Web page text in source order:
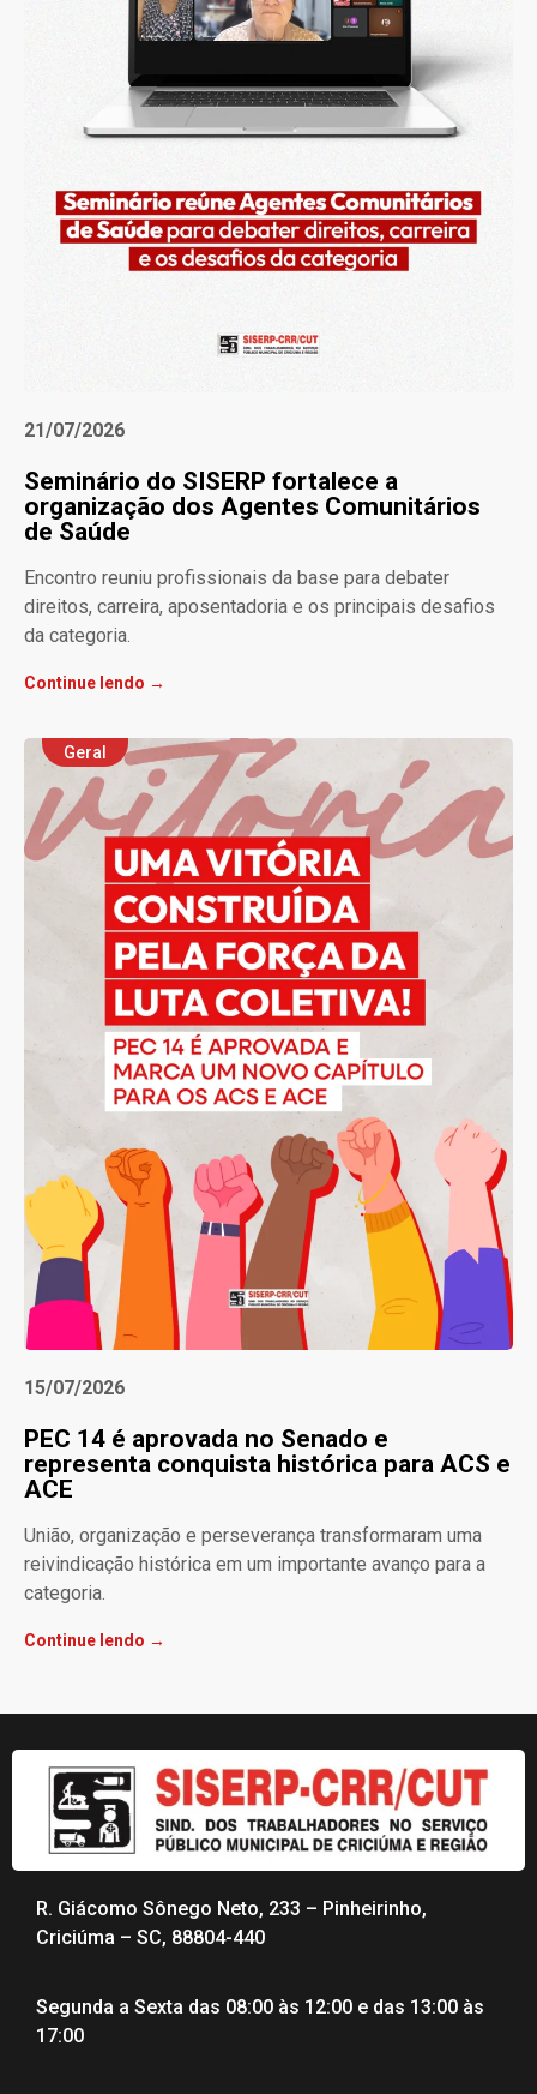
21/07/2026
Seminário do SISERP fortalece a
organização dos Agentes Comunitários
de Saúde
Encontro reuniu profissionais da base para debater
direitos, carreira, aposentadoria e os principais desafios
da categoria.
Continue lendo →
Geral
15/07/2026
PEC 14 é aprovada no Senado e
representa conquista histórica para ACS e
ACE
União, organização e perseverança transformaram uma
reivindicação histórica em um importante avanço para a
categoria.
Continue lendo →
R. Giácomo Sônego Neto, 233 – Pinheirinho,
Criciúma – SC, 88804-440
Segunda a Sexta das 08:00 às 12:00 e das 13:00 às
17:00